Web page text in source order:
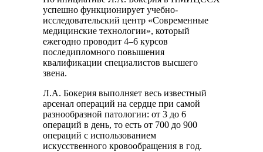
успешно функционирует учебно-
исследовательский центр «Современные
медицинские технологии», который
ежегодно проводит 4–6 курсов
последипломного повышения
квалификации специалистов высшего
звена.
Л.А. Бокерия выполняет весь известный
арсенал операций на сердце при самой
разнообразной патологии: от 3 до 6
операций в день, то есть от 700 до 900
операций с использованием
искусственного кровообращения в год.